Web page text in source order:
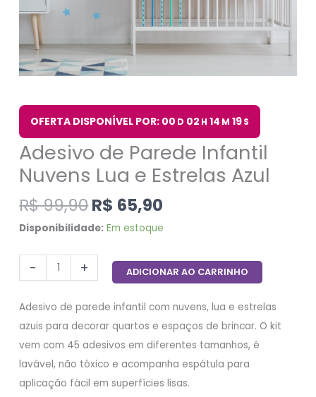
OFERTA DISPONÍVEL POR: 00 D 02 H 14 M 19S
Adesivo de Parede Infantil
Nuvens Lua e Estrelas Azul
R$99,90R$ 65,90
Disponibilidade: Em estoque
- + ADICIONAR AO CARRINHO
Adesivo de parede infantil com nuvens, lua e estrelas
azuis para decorar quartos e espaços de brincar. O kit
vem com 45 adesivos em diferentes tamanhos, é
lavável, não tóxico e acompanha espátula para
aplicação fácil em superfícies lisas.